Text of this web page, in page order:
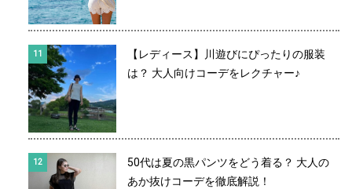
【レディース】川遊びにぴったりの服装
は？ 大人向けコーデをレクチャー♪
50代は夏の黒パンツをどう着る？ 大人の
あか抜けコーデを徹底解説！